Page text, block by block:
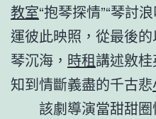
教室“抱琴探情”“琴討
運彼此映照，從最後
琴沉海， 時租講述敫
知到情斷義盡的千古悲
該劇導演當甜甜